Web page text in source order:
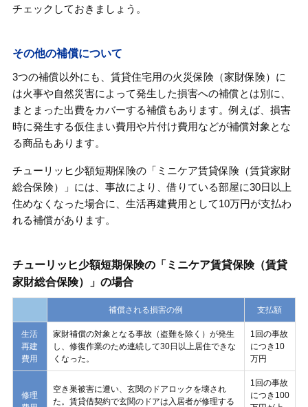
チェックしておきましょう。
その他の補償について
3つの補償以外にも、賃貸住宅用の火災保険（家財保険）に
は火事や自然災害によって発生した損害への補償とは別に、
まとまった出費をカバーする補償もあります。例えば、損害
時に発生する仮住まい費用や片付け費用などが補償対象とな
る商品もあります。
チューリッヒ少額短期保険の「ミニケア賃貸保険（賃貸家財
総合保険）」には、事故により、借りている部屋に30日以上
住めなくなった場合に、生活再建費用として10万円が支払わ
れる補償があります。
チューリッヒ少額短期保険の「ミニケア賃貸保険（賃貸
家財総合保険）」の場合
補償される損害の例 支払額
生活
再建
費用
家財補償の対象となる事故（盗難を除く）が発生
し、修復作業のため連続して30日以上居住できな
くなった。
1回の事故
につき10
万円
修理
空き巣被害に遭い、玄関のドアロックを壊され
た。賃貸借契約で玄関のドアは入居者が修理する
1回の事故
につき100